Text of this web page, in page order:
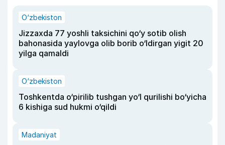
O‘zbekiston
Jizzaxda 77 yoshli taksichini qo‘y sotib olish
bahonasida yaylovga olib borib o‘ldirgan yigit 20
yilga qamaldi
O‘zbekiston
Toshkentda o‘pirilib tushgan yo‘l qurilishi bo‘yicha
6 kishiga sud hukmi o‘qildi
Madaniyat